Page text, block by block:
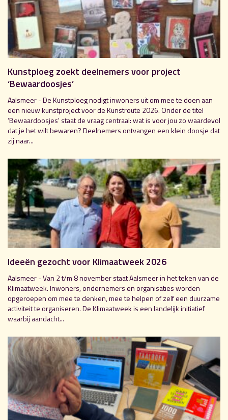
Kunstploeg zoekt deelnemers voor project
‘Bewaardoosjes’
Aalsmeer - De Kunstploeg nodigt inwoners uit om mee te doen aan
een nieuw kunstproject voor de Kunstroute 2026. Onder de titel
‘Bewaardoosjes' staat de vraag centraal: wat is voor jou zo waardevol
dat je het wilt bewaren? Deelnemers ontvangen een klein doosje dat
zij naar...
Ideeën gezocht voor Klimaatweek 2026
Aalsmeer - Van 2 t/m 8 november staat Aalsmeer in het teken van de
Klimaatweek. Inwoners, ondernemers en organisaties worden
opgeroepen om mee te denken, mee te helpen of zelf een duurzame
activiteit te organiseren. De Klimaatweek is een landelijk initiatief
waarbij aandacht...